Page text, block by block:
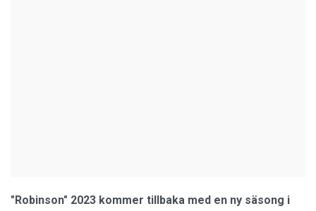
"Robinson" 2023 kommer tillbaka med en ny säsong i